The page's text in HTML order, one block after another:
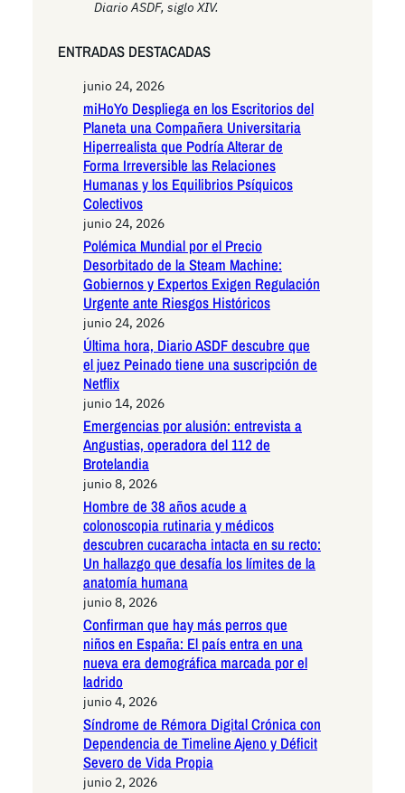
Diario ASDF, siglo XIV.
ENTRADAS DESTACADAS
junio 24, 2026
miHoYo Despliega en los Escritorios del
Planeta una Compañera Universitaria
Hiperrealista que Podría Alterar de
Forma Irreversible las Relaciones
Humanas y los Equilibrios Psíquicos
Colectivos
junio 24, 2026
Polémica Mundial por el Precio
Desorbitado de la Steam Machine:
Gobiernos y Expertos Exigen Regulación
Urgente ante Riesgos Históricos
junio 24, 2026
Última hora, Diario ASDF descubre que
el juez Peinado tiene una suscripción de
Netflix
junio 14, 2026
Emergencias por alusión: entrevista a
Angustias, operadora del 112 de
Brotelandia
junio 8, 2026
Hombre de 38 años acude a
colonoscopia rutinaria y médicos
descubren cucaracha intacta en su recto:
Un hallazgo que desafía los límites de la
anatomía humana
junio 8, 2026
Confirman que hay más perros que
niños en España: El país entra en una
nueva era demográfica marcada por el
ladrido
junio 4, 2026
Síndrome de Rémora Digital Crónica con
Dependencia de Timeline Ajeno y Déficit
Severo de Vida Propia
junio 2, 2026